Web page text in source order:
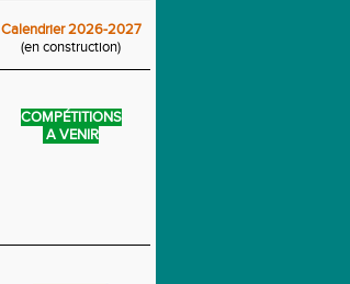
Calendrier 2026-2027
(en construction)
COMPÉTITIONS
A VENIR